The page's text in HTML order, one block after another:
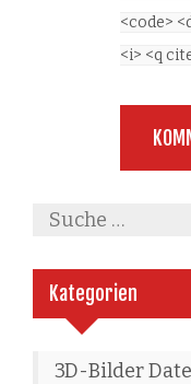
<code>
<i> <q
Kategorien
3D-Bilder